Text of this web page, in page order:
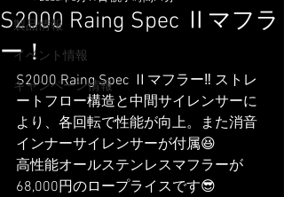
製品情報
イベント情報
キャンペーン情報
S2000 Raing Spec Ⅱマフラ
ー！
S2000 Raing Spec Ⅱマフラー‼️ ストレ
ートフロー構造と中間サイレンサーに
より、各回転で性能が向上。また消音
インナーサイレンサーが付属😆
高性能オールステンレスマフラーが
68,000円のロープライスです😎